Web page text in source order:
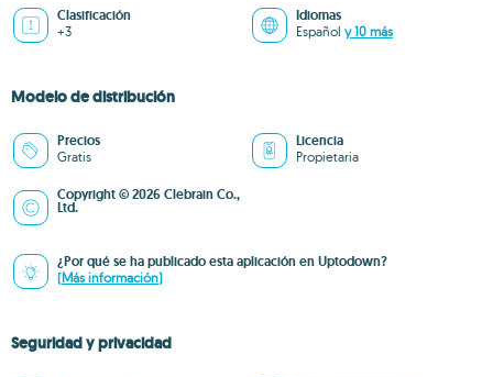
Clasificación
+3
Idiomas
Español y 10 más
Modelo de distribución
Precios
Gratis
Licencia
Propietaria
Copyright © 2026 Clebrain Co.,
Ltd.
¿Por qué se ha publicado esta aplicación en Uptodown?
(Más información)
Seguridad y privacidad